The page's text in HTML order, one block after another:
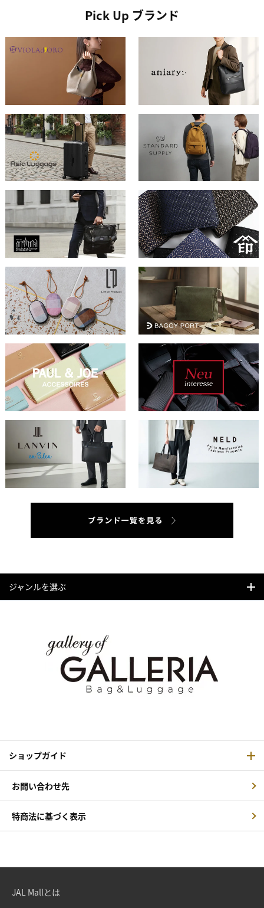
Pick Up ブランド
ジャンルを選ぶ
ショップガイド
お問い合わせ先
特商法に基づく表示
JAL Mallとは